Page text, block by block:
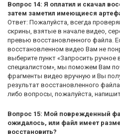
Вопрос 14: Я оплатил и скачал
затем заметил имеющиеся
Ответ: Пожалуйста, всегда
скрины, взятые в начале видео,
превью восстановленного файла.
восстановленном видео Вам не
выберите пункт «Запросить ручное
специалистом», мы поможем Вам
фрагменты видео вручную и Вы
результат восстановленного
либо вопросы, пожалуйста,
Вопрос 15: Мой поврежденный
ожидалось, или файл имеет
восстановить?